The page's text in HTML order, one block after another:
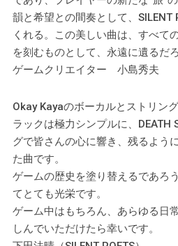
韻と希望との間奏として、SILENT
くれる。この美しい曲は、すべて
を刻むものとして、永遠に遺るだろ
ゲームクリエイター 小島秀夫
Okay Kayaのボーカルとストリン
ラックは極力シンプルに、DEATH
グで皆さんの心に響き、残るよう
た曲です。
ゲームの歴史を塗り替えるであろ
てとても光栄です。
ゲーム中はもちろん、あらゆる日
しんでいただけたら幸いです。